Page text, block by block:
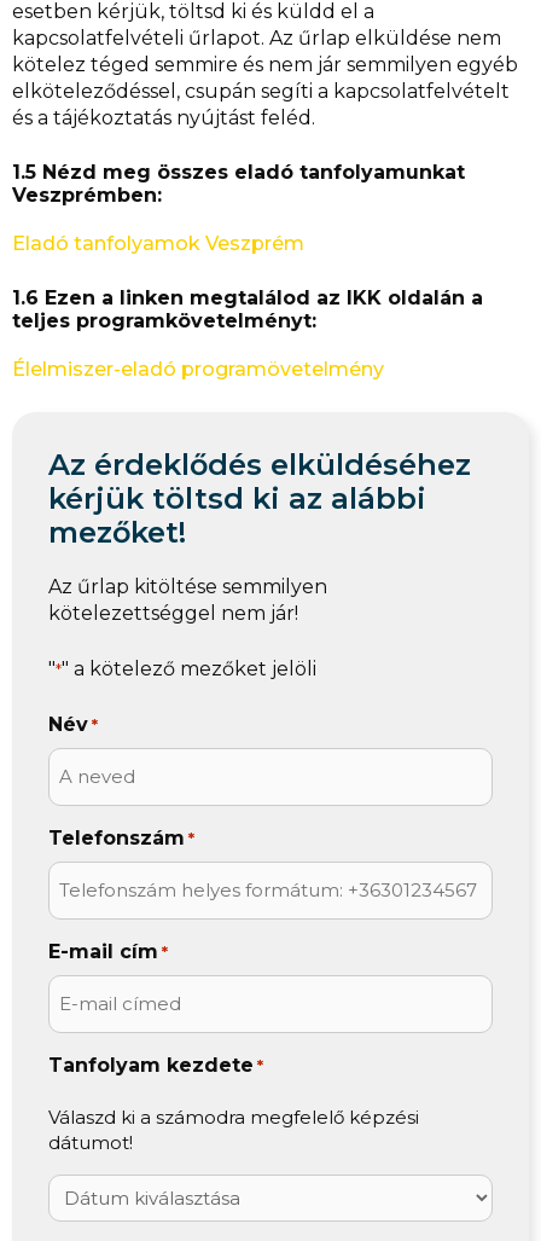
esetben kérjük, töltsd ki és küldd el a
kapcsolatfelvételi űrlapot. Az űrlap elküldése nem
kötelez téged semmire és nem jár semmilyen egyéb
elköteleződéssel, csupán segíti a kapcsolatfelvételt
és a tájékoztatás nyújtást feléd.
1.5 Nézd meg összes eladó tanfolyamunkat
Veszprémben:
Eladó tanfolyamok Veszprém
1.6 Ezen a linken megtalálod az IKK oldalán a
teljes programkövetelményt:
Élelmiszer-eladó programövetelmény
Az érdeklődés elküldéséhez
kérjük töltsd ki az alábbi
mezőket!
Az űrlap kitöltése semmilyen
kötelezettséggel nem jár!
"*" a kötelező mezőket jelöli
Név *
Telefonszám *
E-mail cím *
Tanfolyam kezdete *
Válaszd ki a számodra megfelelő képzési
dátumot!